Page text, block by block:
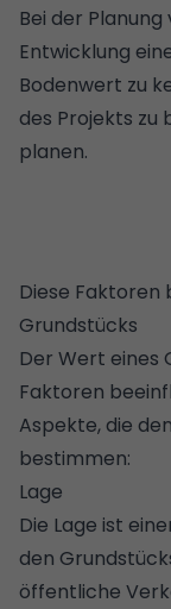
Bei der
Entwicklung
Bodenwert zu
des Projekts zu
planen.
Diese Faktoren
Grundstücks
Der Wert eines
Faktoren
Aspekte, die
bestimmen:
Lage
Die Lage ist
den
öffentliche